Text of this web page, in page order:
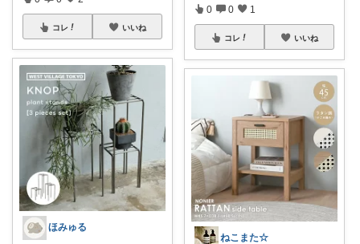
コレ いいね
ほみゅる
0 0 1
コレ いいね
ねこまた☆